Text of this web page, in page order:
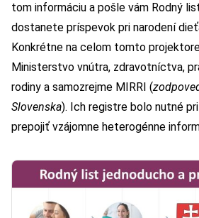
tom informáciu a pošle vám Rodný
dostanete príspevok pri narodení
Konkrétne na celom tomto
Ministerstvo vnútra, zdravotníctva,
rodiny a samozrejme MIRRI (
Slovenska). Ich registre bolo nutné
prepojiť vzájomne heterogénne